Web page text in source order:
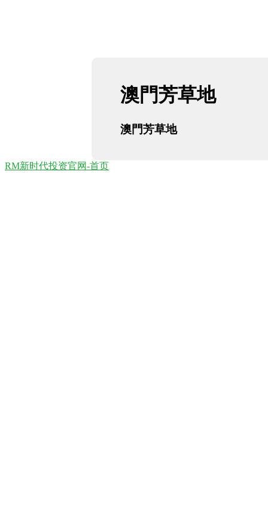
澳門芳草地
澳門芳草地
RM新时代投资官网-首页